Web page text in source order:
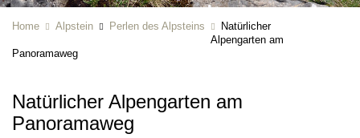
Home Alpstein Perlen des Alpsteins
Natürlicher
Alpengarten am
Panoramaweg
Natürlicher Alpengarten am
Panoramaweg